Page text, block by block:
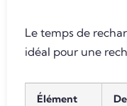
Le temps de
idéal pour une
Élément